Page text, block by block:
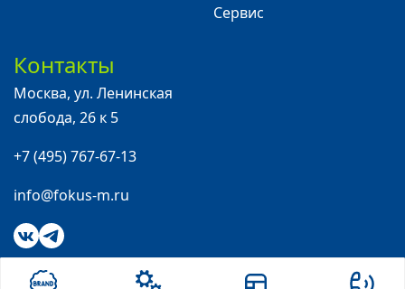
Сервис
Контакты
Москва, ул. Ленинская
слобода, 26 к 5
+7 (495) 767-67-13
info@fokus-m.ru